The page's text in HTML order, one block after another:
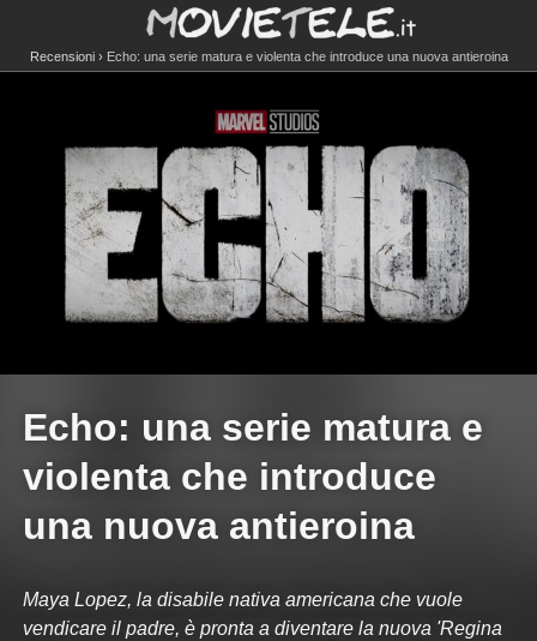
Recensioni Echo: una serie matura e violenta che introduce una nuova antieroina
Echo: una serie matura e
violenta che introduce
una nuova antieroina
Maya Lopez, la disabile nativa americana che vuole
vendicare il padre, è pronta a diventare la nuova 'Regina